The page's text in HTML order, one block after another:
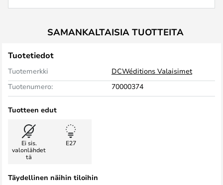
SAMANKALTAISIA TUOTTEITA
Tuotetiedot
Tuotemerkki
DCWéditions Valaisimet
Tuotenumero:
70000374
Tuotteen edut
Ei sis.
valonlähdet
tä
E27
Täydellinen näihin tiloihin